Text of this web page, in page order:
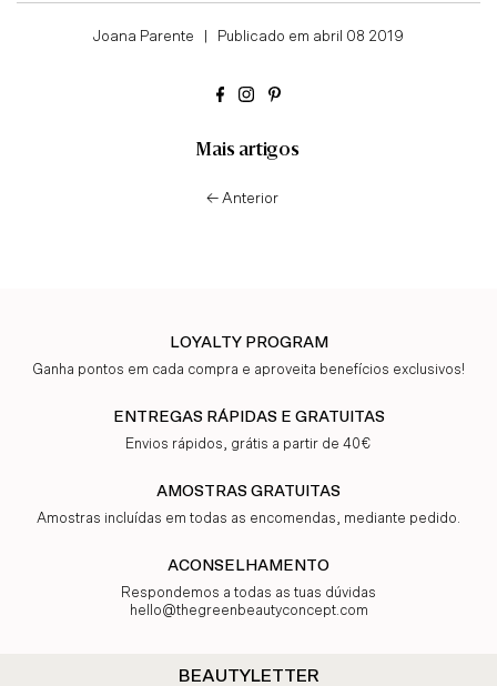
Joana Parente Publicado em abril 08 2019
Mais artigos
← Anterior
LOYALTY PROGRAM
Ganha pontos em cada compra e aproveita benefícios exclusivos!
ENTREGAS RÁPIDAS E GRATUITAS
Envios rápidos, grátis a partir de 40€
AMOSTRAS GRATUITAS
Amostras incluídas em todas as encomendas, mediante pedido.
ACONSELHAMENTO
Respondemos a todas as tuas dúvidas
hello@thegreenbeautyconcept.com
BEAUTYLETTER